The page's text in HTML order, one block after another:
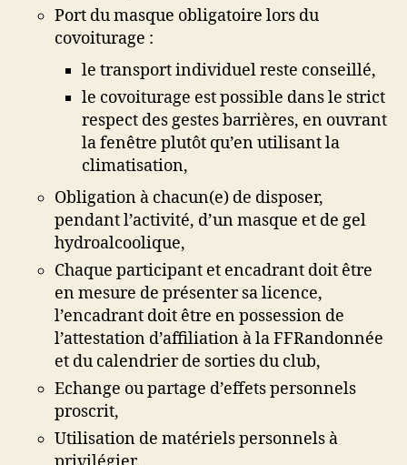
Port du masque obligatoire lors du
covoiturage :
le transport individuel reste conseillé,
le covoiturage est possible dans le strict
respect des gestes barrières, en ouvrant
la fenêtre plutôt qu’en utilisant la
climatisation,
Obligation à chacun(e) de disposer,
pendant l’activité, d’un masque et de gel
hydroalcoolique,
Chaque participant et encadrant doit être
en mesure de présenter sa licence,
l’encadrant doit être en possession de
l’attestation d’affiliation à la FFRandonnée
et du calendrier de sorties du club,
Echange ou partage d’effets personnels
proscrit,
Utilisation de matériels personnels à